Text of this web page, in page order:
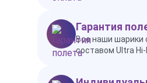
Гарантия
Все наши шарики
составом Ultra